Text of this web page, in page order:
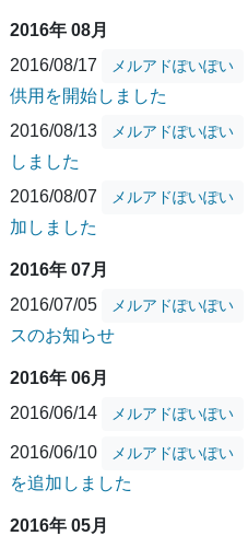
2016年 08月
2016/08/17
メルアドぽいぽい
供用を開始しました
2016/08/13
メルアドぽいぽい
しました
2016/08/07
メルアドぽいぽい
加しました
2016年 07月
2016/07/05
メルアドぽいぽい
スのお知らせ
2016年 06月
2016/06/14
メルアドぽいぽい
2016/06/10 メルアドぽいぽい
を追加しました
2016年 05月